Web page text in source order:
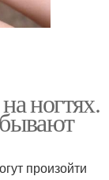
ногтях.
произойти